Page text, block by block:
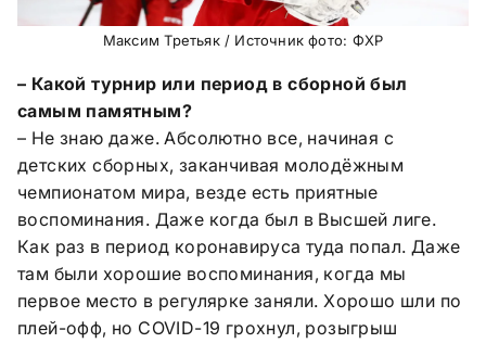
Максим Третьяк / Источник фото: ФХР
– Какой турнир или период в сборной был
самым памятным?
– Не знаю даже. Абсолютно все, начиная с
детских сборных, заканчивая молодёжным
чемпионатом мира, везде есть приятные
воспоминания. Даже когда был в Высшей лиге.
Как раз в период коронавируса туда попал. Даже
там были хорошие воспоминания, когда мы
первое место в регулярке заняли. Хорошо шли по
плей-офф, но COVID-19 грохнул, розыгрыш